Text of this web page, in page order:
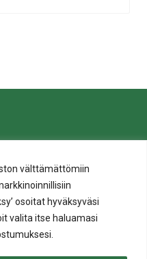
välttämättömiin
osoitat hyväksyväsi
valita itse haluamasi